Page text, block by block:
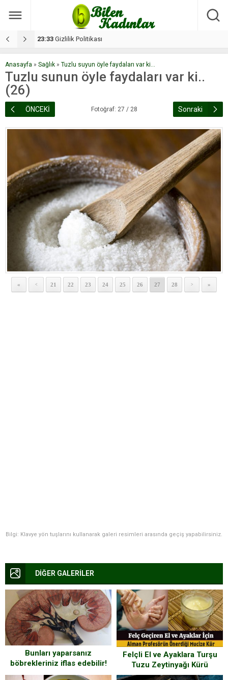
17:08 Dilan, düğününe 5 gün kala hayatını kaybetti
Anasayfa » Sağlık » Tuzlu suyun öyle faydaları var ki...
Tuzlu sunun öyle faydaları var ki..
(26)
ÖNCEKİ Fotoğraf: 27 / 28 Sonraki
« < 21 22 23 24 25 26 27 28 > »
Bilgi: Klavye yön tuşlarını kullanarak galeri resimleri arasında geçiş yapabilirsiniz.
DİĞER GALERİLER
Bunları yaparsanız
böbrekleriniz iflas edebilir!
Felçli El ve Ayaklara Turşu
Tuzu Zeytinyağı Kürü